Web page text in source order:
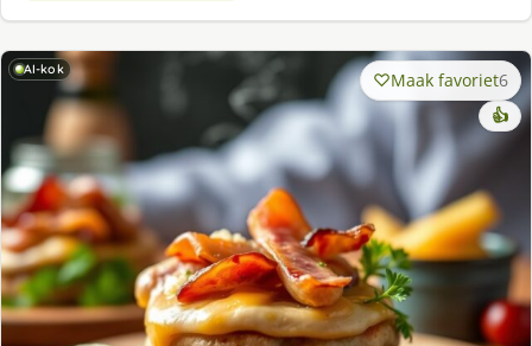
AI-kok Maak favoriet6
👍